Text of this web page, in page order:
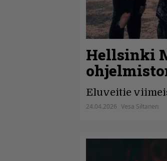
Hellsinki
Eluveitie
24.04.2026 Vesa Siltanen